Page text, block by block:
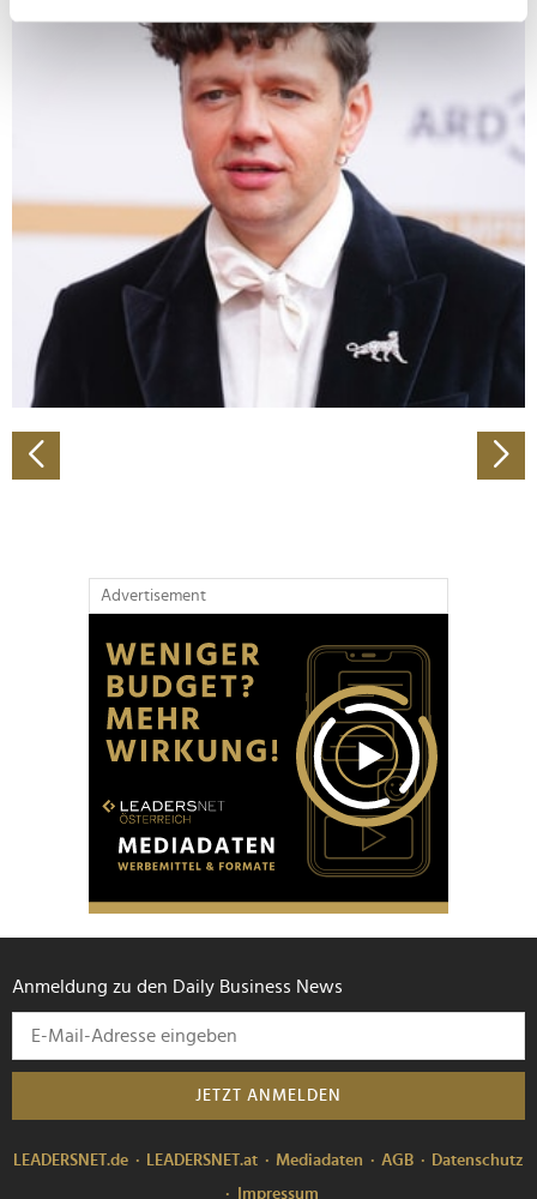
bestimmten Merkmalen (Fingerprinting) identifizieren
Erfahren Sie mehr darüber, wie Ihre persönlichen Daten
verarbeitet werden, und legen Sie Ihre Präferenzen im
Abschnitt Einzelheitenfest.
Wir verwenden Cookies, um Inhalte und Anzeigen zu
personalisieren, Funktionen für soziale Medien anbieten
zu können und die Zugriffe auf unsere Website zu
analysieren. Außerdem geben wir Informationen zu Ihrer
Verwendung unserer Website an unsere Partner für
soziale Medien, Werbung und Analysen weiter. Unsere
Partner führen diese Informationen möglicherweise mit
weiteren Daten zusammen, die Sie ihnen bereitgestellt
gesammelt haben.
Advertisement
Anmeldung zu den Daily Business News
JETZT ANMELDEN
LEADERSNET.de LEADERSNET.at Mediadaten AGB
Datenschutz
Impressum